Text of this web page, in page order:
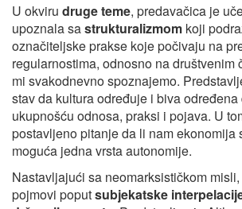
U okviru druge teme, predavačica je
upoznala sastrukturalizmom koji
označiteljske prakse koje počivaju na
regularnostima, odnosno na društvenim
mi svakodnevno spoznajemo.
stav da kultura određuje i biva
ukupnošću odnosa, praksi i pojava. U
postavljeno pitanje da li nam ekonomija
moguća jedna vrsta autonomije.
Nastavljajući sa neomarksističkom
pojmovi poputsubjekatske